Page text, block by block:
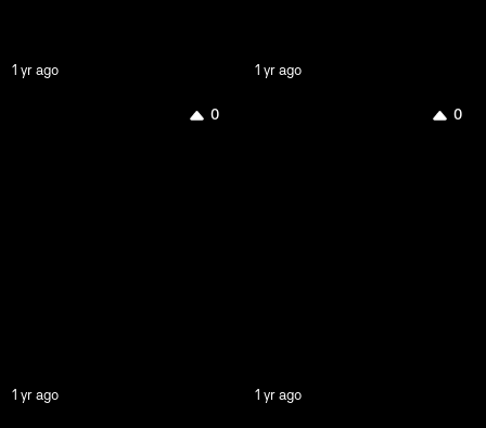
1 yr ago 1 yr ago
0
1 yr ago
0
1 yr ago